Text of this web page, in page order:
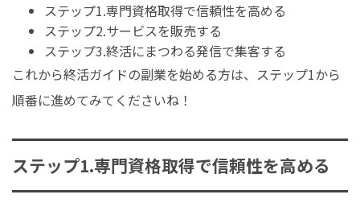
ステップ1.専門資格取得で信頼性を高める
ステップ2.サービスを販売する
ステップ3.終活にまつわる発信で集客する
これから終活ガイドの副業を始める方は、ステップ1から
順番に進めてみてくださいね！
ステップ1.専門資格取得で信頼性を高める